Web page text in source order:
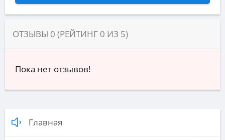
ОТЗЫВЫ 0 (РЕЙТИНГ 0 ИЗ 5)
Пока нет отзывов!
Главная